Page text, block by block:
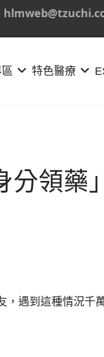
特色醫療
分領藥
遇到這種情況千